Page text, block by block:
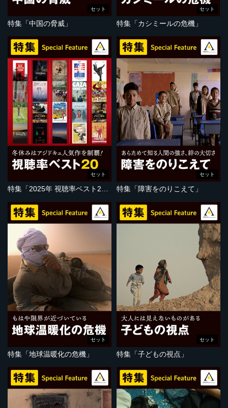
セット
特集「中国の脅威」
セット
特集「カシミールの危機」
セット セット
特集「障害をのりこえて」
セット
特集「地球温暖化の危機」
セット
特集「子どもの視点」